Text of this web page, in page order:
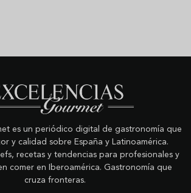
es un periódico digital de gastronomía que
y calidad sobre España y Latinoamérica.
recetas y tendencias para profesionales y
comer en Iberoamérica. Gastronomía que
cruza fronteras.